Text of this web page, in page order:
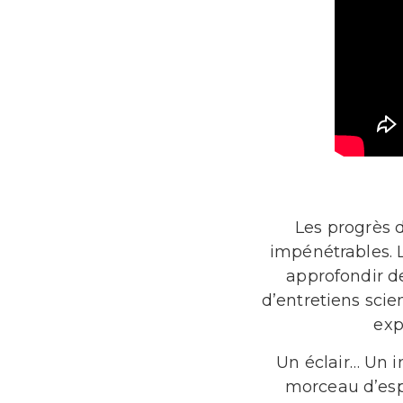
Les progrès
impénétrables.
approfondir
d’entretiens
Un éclair… Un
morceau